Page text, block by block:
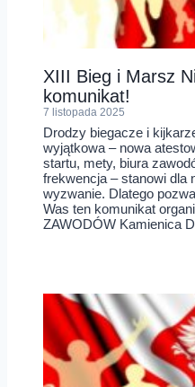
XIII Bieg i Marsz
komunikat!
7 listopada 2025
Drodzy biegacze i
wyjątkowa – nowa
startu, mety, biura
frekwencja – stanowi dla
wyzwanie. Dlatego
Was ten komunikat
ZAWODÓW Kamienica